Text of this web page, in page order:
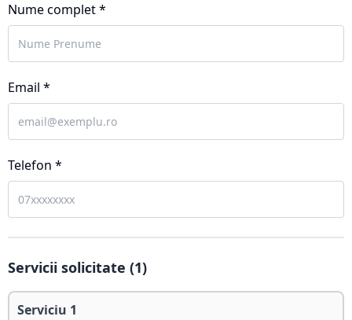
Nume complet *
Email *
Telefon *
Servicii solicitate (1)
Serviciu 1